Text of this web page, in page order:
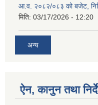
आ.व. २०८२/०८३ को बजेट,
मिति: 03/17/2026 - 12:20
अन्य
ऐन, कानुन तथा